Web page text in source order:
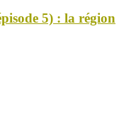
5) : la région